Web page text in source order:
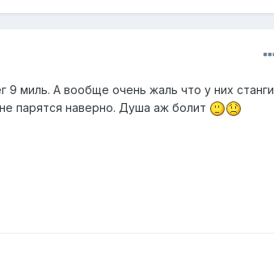
миль. А вообще очень жаль что у них станги,
парятся наверно. Душа аж болит